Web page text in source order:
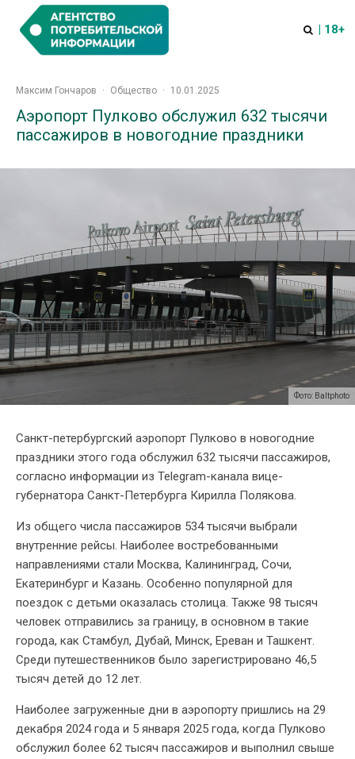
| 18+
Максим Гончаров · Общество · 10.01.2025
Аэропорт Пулково обслужил 632 тысячи
пассажиров в новогодние праздники
Фото: Baltphoto
Санкт-петербургский аэропорт Пулково в новогодние
праздники этого года обслужил 632 тысячи пассажиров,
согласно информации из Telegram-канала вице-
губернатора Санкт-Петербурга Кирилла Полякова.
Из общего числа пассажиров 534 тысячи выбрали
внутренние рейсы. Наиболее востребованными
направлениями стали Москва, Калининград, Сочи,
Екатеринбург и Казань. Особенно популярной для
поездок с детьми оказалась столица. Также 98 тысяч
человек отправились за границу, в основном в такие
города, как Стамбул, Дубай, Минск, Ереван и Ташкент.
Среди путешественников было зарегистрировано 46,5
тысяч детей до 12 лет.
Наиболее загруженные дни в аэропорту пришлись на 29
декабря 2024 года и 5 января 2025 года, когда Пулково
обслужил более 62 тысяч пассажиров и выполнил свыше